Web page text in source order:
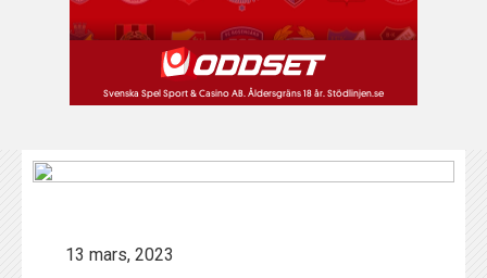
13 mars, 2023